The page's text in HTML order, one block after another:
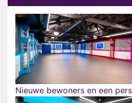
Nieuwe bewoners en een